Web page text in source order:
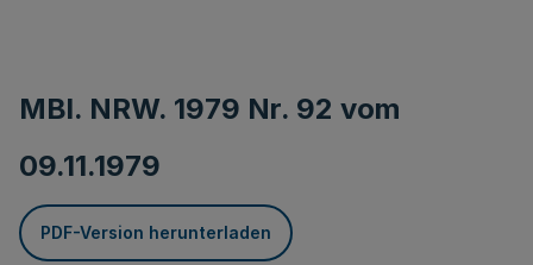
MBl. NRW. 1979 Nr. 92 vom
09.11.1979
PDF-Version herunterladen